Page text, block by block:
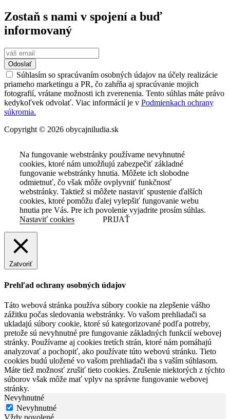
Zostaň s nami v spojení a buď
informovaný
Odoslať
Súhlasím so spracúvaním osobných údajov na účely realizácie
priameho marketingu a PR, čo zahŕňa aj spracúvanie mojich
fotografií, vrátane možnosti ich zverenenia. Tento súhlas máte právo
kedykoľvek odvolať. Viac informácií je v Podmienkach ochrany
súkromia.
Copyright © 2026 obycajniludia.sk
Na fungovanie webstránky používame nevyhnutné
cookies, ktoré nám umožňujú zabezpečiť základné
fungovanie webstránky hnutia. Môžete ich slobodne
odmietnuť, čo však môže ovplyvniť funkčnosť
webstránky. Taktiež si môžete nastaviť spustenie ďalších
cookies, ktoré pomôžu ďalej vylepšiť fungovanie webu
hnutia pre Vás. Pre ich povolenie vyjadrite prosím súhlas.
Nastaviť cookies
PRIJAŤ
Zatvoriť
Prehľad ochrany osobných údajov
Táto webová stránka používa súbory cookie na zlepšenie vášho
zážitku počas sledovania webstránky. Vo vašom prehliadači sa
ukladajú súbory cookie, ktoré sú kategorizované podľa potreby,
pretože sú nevyhnutné pre fungovanie základných funkcií webovej
stránky. Používame aj cookies tretích strán, ktoré nám pomáhajú
analyzovať a pochopiť, ako používate túto webovú stránku. Tieto
cookies budú uložené vo vašom prehliadači iba s vaším súhlasom.
Máte tiež možnosť zrušiť tieto cookies. Zrušenie niektorých z týchto
súborov však môže mať vplyv na správne fungovanie webovej
stránky.
Nevyhnutné
Nevyhnutné
Vždy povolené